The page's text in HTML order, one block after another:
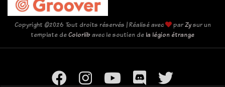
Copyright ©2026 Tout droits réservés | Réalisé avec parZysur un
template deColorlibavec le soutien de la légion étrange